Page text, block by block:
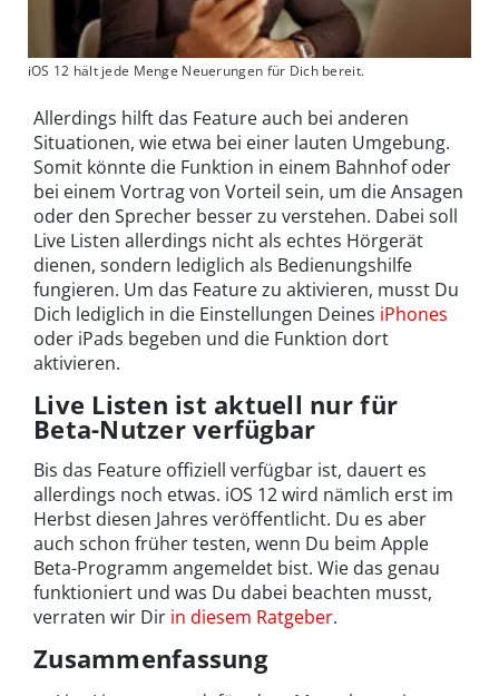
iOS 12 hält jede Menge Neuerungen für Dich bereit.
Allerdings hilft das Feature auch bei anderen
Situationen, wie etwa bei einer lauten Umgebung.
Somit könnte die Funktion in einem Bahnhof oder
bei einem Vortrag von Vorteil sein, um die Ansagen
oder den Sprecher besser zu verstehen. Dabei soll
Live Listen allerdings nicht als echtes Hörgerät
dienen, sondern lediglich als Bedienungshilfe
fungieren. Um das Feature zu aktivieren, musst Du
Dich lediglich in die Einstellungen Deines iPhones
oder iPads begeben und die Funktion dort
aktivieren.
Live Listen ist aktuell nur für
Beta-Nutzer verfügbar
Bis das Feature offiziell verfügbar ist, dauert es
allerdings noch etwas. iOS 12 wird nämlich erst im
Herbst diesen Jahres veröffentlicht. Du es aber
auch schon früher testen, wenn Du beim Apple
Beta-Programm angemeldet bist. Wie das genau
funktioniert und was Du dabei beachten musst,
verraten wir Dir in diesem Ratgeber.
Zusammenfassung